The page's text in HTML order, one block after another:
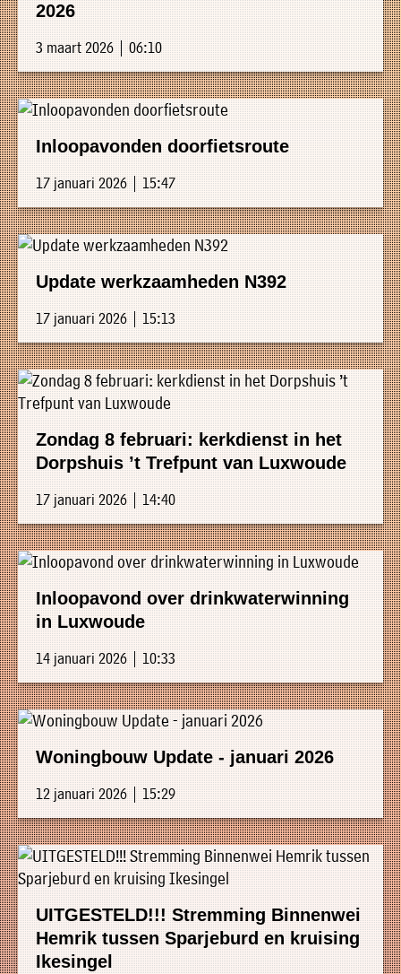
2026
3 maart 2026 | 06:10
Inloopavonden doorfietsroute
17 januari 2026 | 15:47
Update werkzaamheden N392
17 januari 2026 | 15:13
Zondag 8 februari: kerkdienst in het
Dorpshuis ’t Trefpunt van Luxwoude
17 januari 2026 | 14:40
Inloopavond over drinkwaterwinning
in Luxwoude
14 januari 2026 | 10:33
Woningbouw Update - januari 2026
12 januari 2026 | 15:29
UITGESTELD!!! Stremming Binnenwei
Hemrik tussen Sparjeburd en kruising
Ikesingel